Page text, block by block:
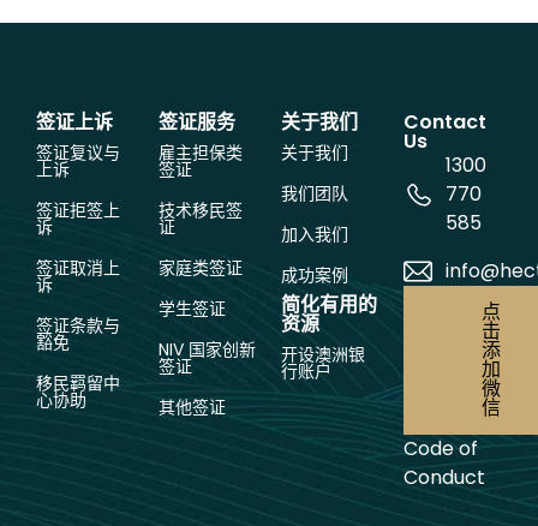
签证上诉
签证复议与
上诉
签证拒签上
诉
签证取消上
诉
签证条款与
豁免
移民羁留中
心协助
签证服务
雇主担保类
签证
技术移民签
证
家庭类签证
学生签证
NIV 国家创新
签证
其他签证
关于我们
关于我们
我们团队
加入我们
成功案例
简化有用的
资源
开设澳洲银
行账户
Contact
Us
1300
770
585
点
击
添
加
微
信
Code of
Conduct